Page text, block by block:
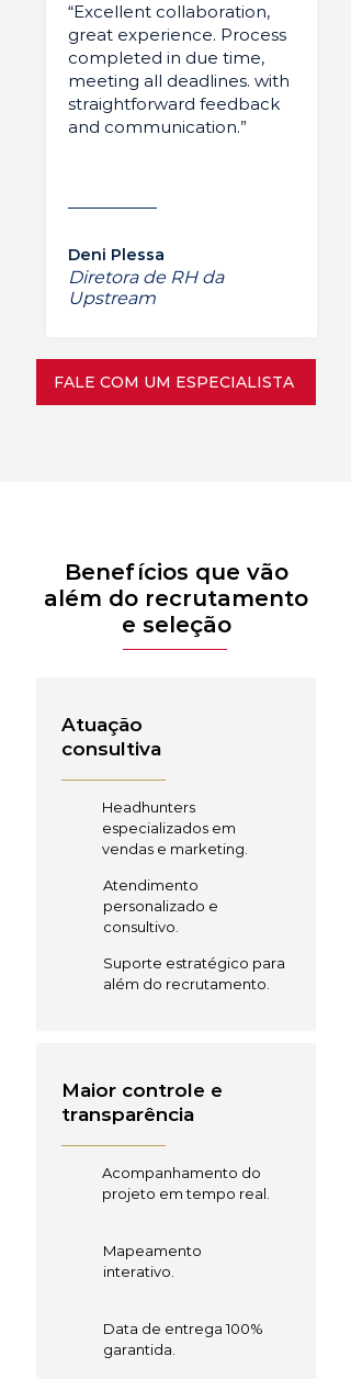
“Excellent collaboration,
great experience. Process
completed in due time,
meeting all deadlines. with
straightforward feedback
and communication.”
Deni Plessa
Diretora de RH da
Upstream
FALE COM UM ESPECIALISTA
Benefícios que vão
além do recrutamento
e seleção
Atuação
consultiva
Headhunters
especializados em
vendas e marketing.
Atendimento
personalizado e
consultivo.
Suporte estratégico para
além do recrutamento.
Maior controle e
transparência
Acompanhamento do
projeto em tempo real.
Mapeamento
interativo.
Data de entrega 100%
garantida.